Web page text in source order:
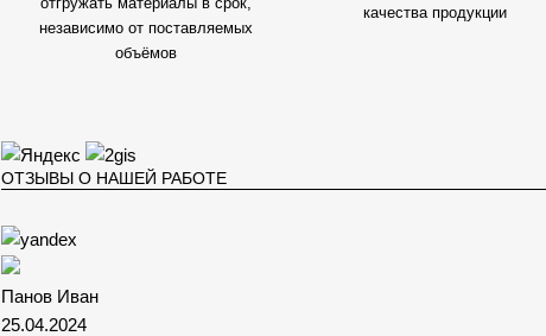
независимо от поставляемых
объёмов
качества продукции
ОТЗЫВЫ О НАШЕЙ РАБОТЕ
Панов Иван
25.04.2024